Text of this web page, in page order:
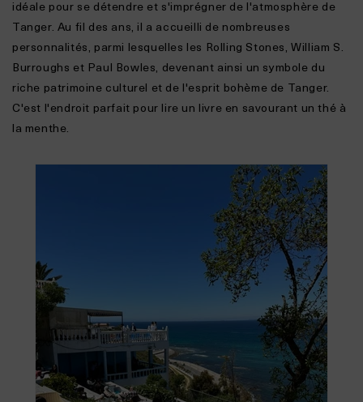
idéale pour se détendre et s'imprégner de l'atmosphère de
Tanger. Au fil des ans, il a accueilli de nombreuses
personnalités, parmi lesquelles les Rolling Stones, William S.
Burroughs et Paul Bowles, devenant ainsi un symbole du
riche patrimoine culturel et de l'esprit bohème de Tanger.
C'est l'endroit parfait pour lire un livre en savourant un thé à
la menthe.